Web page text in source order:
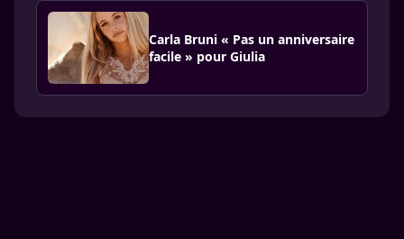
Carla Bruni « Pas un anniversaire
facile » pour Giulia